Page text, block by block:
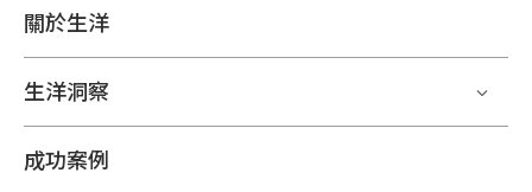
關於生洋
生洋洞察
成功案例